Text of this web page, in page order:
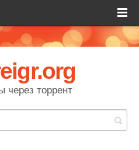
через торрент